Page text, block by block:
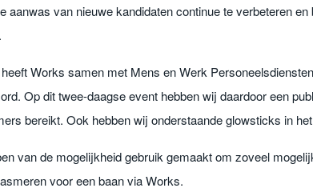
aanwas van nieuwe kandidaten continue te verbeteren
Works samen met Mens en Werk
Op dit twee-daagse event hebben wij daardoor een
bereikt. Ook hebben wij onderstaande glowsticks in
van de mogelijkheid gebruik gemaakt om zoveel
voor een baan via Works.